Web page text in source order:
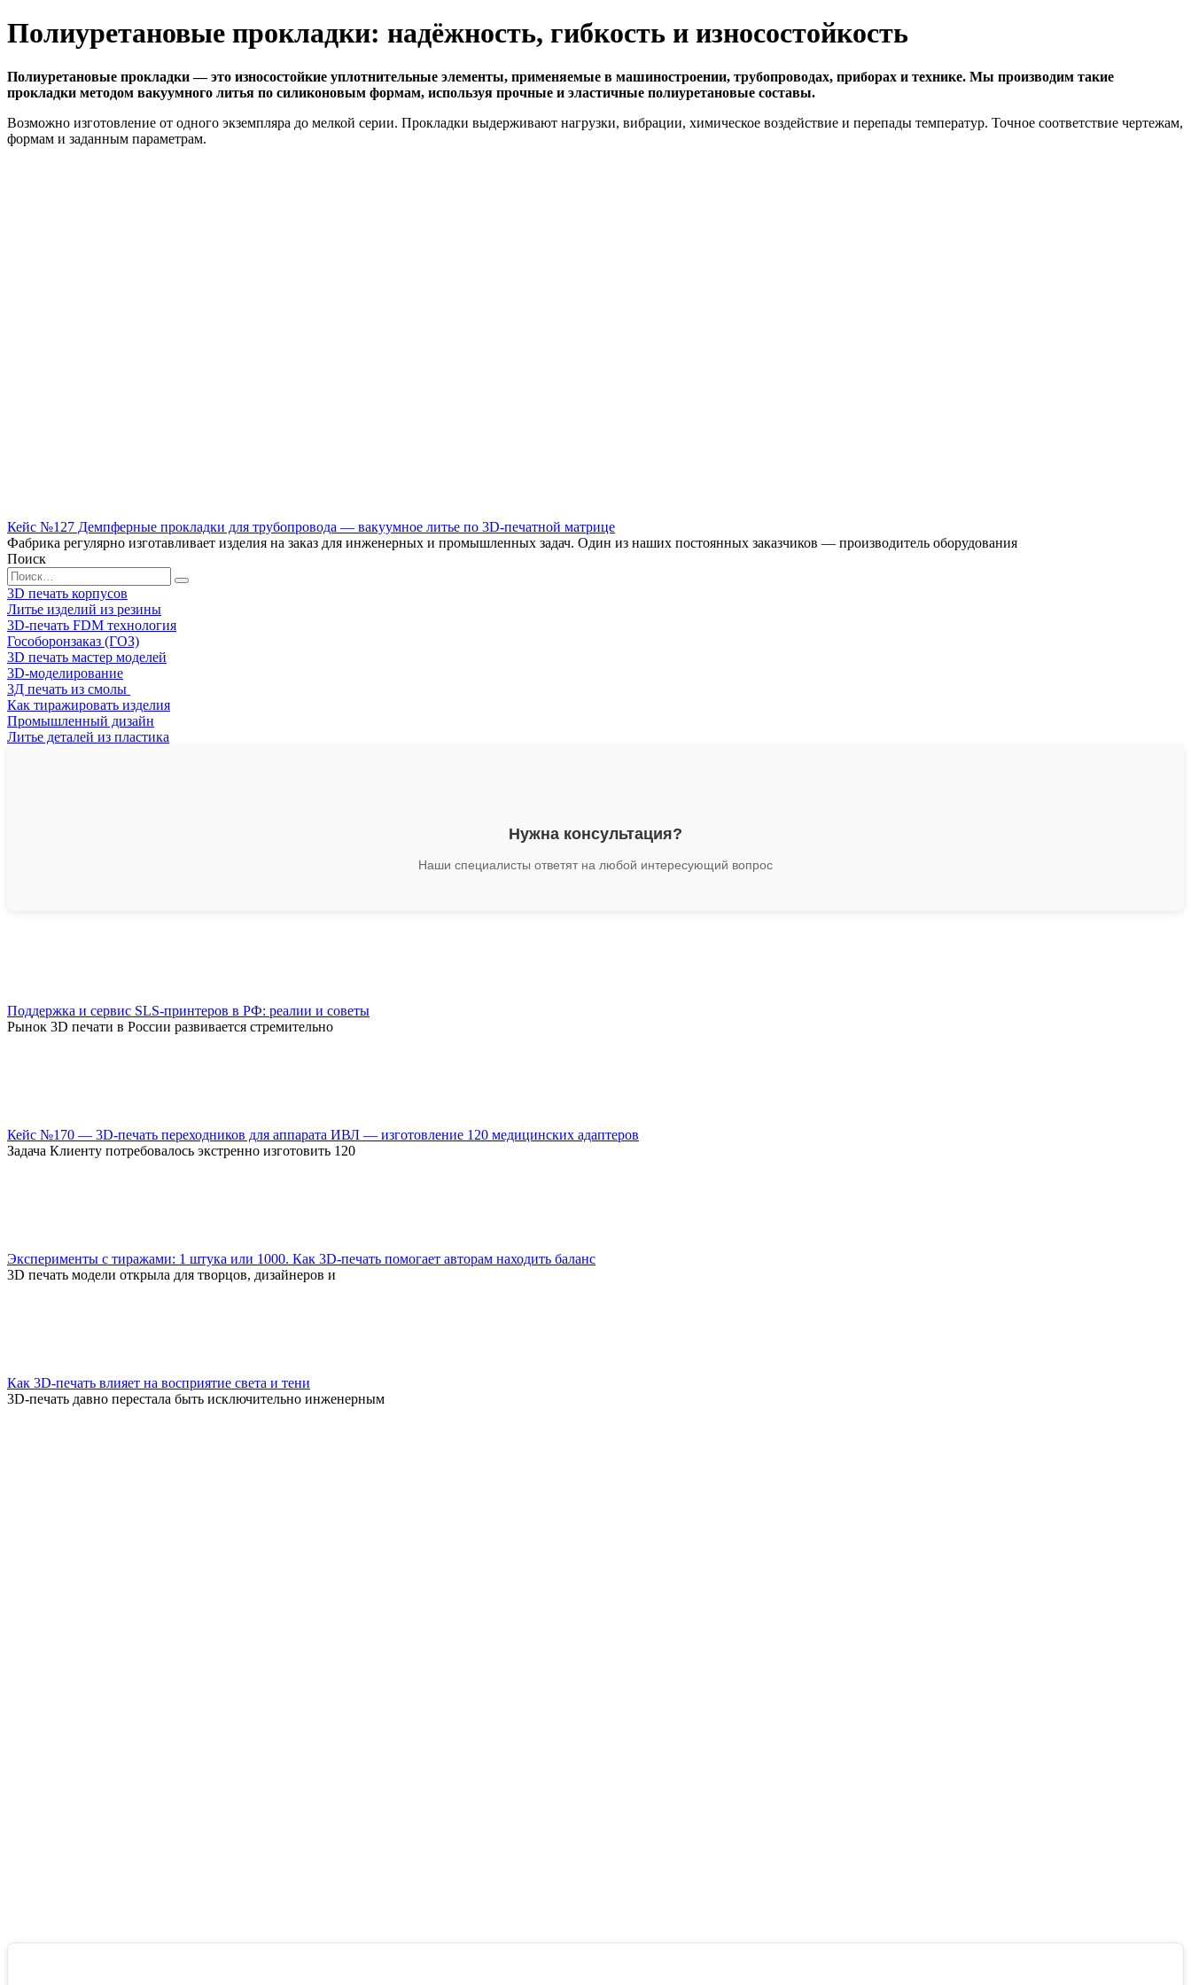
Полиуретановые прокладки: надёжность, гибкость и износостойкость
Полиуретановые прокладки — это износостойкие уплотнительные элементы, применяемые в машиностроении, трубопроводах, приборах и технике. Мы производим такие
прокладки методом вакуумного литья по силиконовым формам, используя прочные и эластичные полиуретановые составы.
Возможно изготовление от одного экземпляра до мелкой серии. Прокладки выдерживают нагрузки, вибрации, химическое воздействие и перепады температур. Точное соответствие чертежам,
формам и заданным параметрам.
Кейс №127 Демпферные прокладки для трубопровода — вакуумное литье по 3D-печатной матрице
Фабрика регулярно изготавливает изделия на заказ для инженерных и промышленных задач. Один из наших постоянных заказчиков — производитель оборудования
Поиск
Search
for:
3D печать корпусов
Литье изделий из резины
3D-печать FDM технология
Гособоронзаказ (ГОЗ)
3D печать мастер моделей
3D-моделирование
3Д печать из смолы
Как тиражировать изделия
Промышленный дизайн
Литье деталей из пластика
Нужна консультация?
Наши специалисты ответят на любой интересующий вопрос
Поддержка и сервис SLS-принтеров в РФ: реалии и советы
Рынок 3D печати в России развивается стремительно
Кейс №170 — 3D-печать переходников для аппарата ИВЛ — изготовление 120 медицинских адаптеров
Задача Клиенту потребовалось экстренно изготовить 120
Эксперименты с тиражами: 1 штука или 1000. Как 3D-печать помогает авторам находить баланс
3D печать модели открыла для творцов, дизайнеров и
Как 3D-печать влияет на восприятие света и тени
3D-печать давно перестала быть исключительно инженерным